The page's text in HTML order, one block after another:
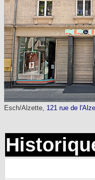
Esch/Alzette, 121 rue de